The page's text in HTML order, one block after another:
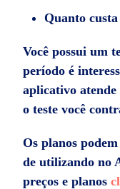
Quanto
Você possui um
período é
aplicativo atende
o teste você
Os planos
de utilizando no
preços e planos